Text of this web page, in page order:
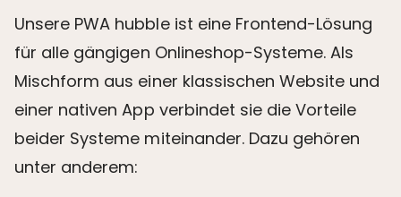
Unsere PWA hubble ist eine Frontend-Lösung
für alle gängigen Onlineshop-Systeme. Als
Mischform aus einer klassischen Website und
einer nativen App verbindet sie die Vorteile
beider Systeme miteinander. Dazu gehören
unter anderem: